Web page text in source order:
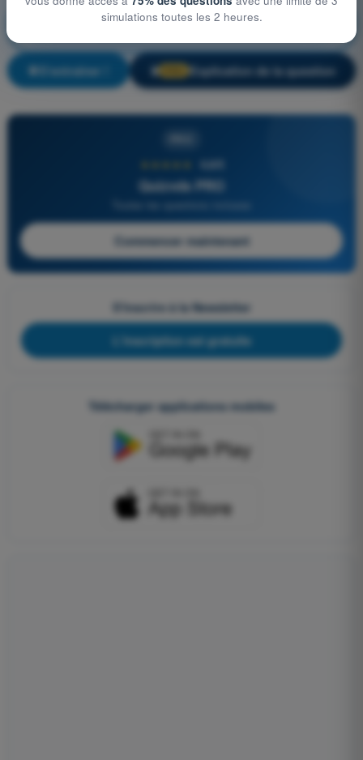
Droit aérien et procédures du contrôle de la
S'entraîner ! 🔒 Explication de la question
4,6/5
Quizvds PRO
Commencer maintenant
S'inscrire à la Newsletter
L'inscription est gratuite
Télécharger applications mobiles
simulations toutes les 2 heures.